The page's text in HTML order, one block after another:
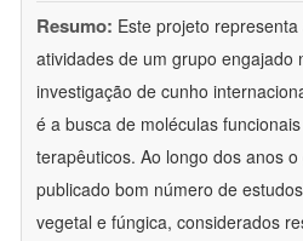
Resumo: Este projeto
atividades de um grupo engajado
investigação de cunho
é a busca de moléculas
terapêuticos. Ao longo dos anos
publicado bom número de
vegetal e fúngica, considerados